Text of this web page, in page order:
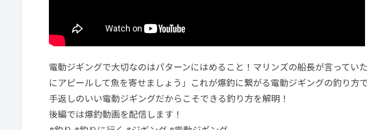
電動ジギングで大切なのはパターンにはめること！マリンズの船長が言ってい
にアピールして魚を寄せましょう」これが爆釣に繋がる電動ジギングの釣り方
手返しのいい電動ジギングだからこそできる釣り方を解明！
後編では爆釣動画を配信します！